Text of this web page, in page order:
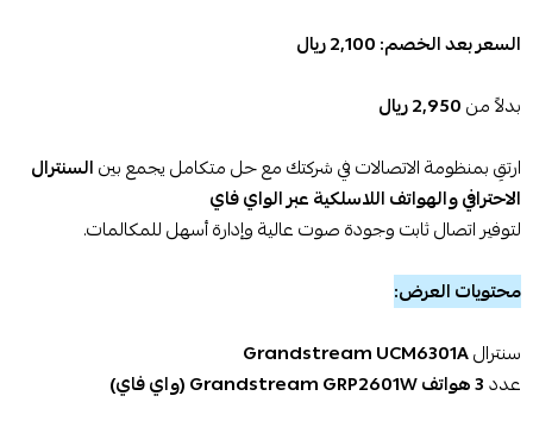
السعر بعد الخصم: 2,100 ريال
بدلاً من2,950 ريال
ارتقِ بمنظومة الاتصالات في شركتك مع حل متكامل يجمع بينالسنترال
الاحترافي والهواتف اللاسلكية عبر الواي فاي
لتوفير اتصال ثابت وجودة صوت عالية وإدارة أسهل للمكالمات.
محتويات العرض:
سنترالGrandstream UCM6301A
عدد3 هواتف Grandstream GRP2601W (واي فاي)